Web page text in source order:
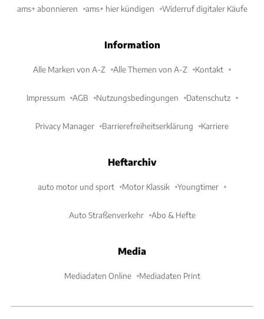
ams+ abonnieren ams+ hier kündigen Widerruf digitaler Käufe
Information
Alle Marken von A-Z Alle Themen von A-Z Kontakt
Impressum AGB Nutzungsbedingungen Datenschutz
Privacy Manager Barrierefreiheitserklärung Karriere
Heftarchiv
auto motor und sport Motor Klassik Youngtimer
Auto Straßenverkehr Abo & Hefte
Media
Mediadaten Online Mediadaten Print